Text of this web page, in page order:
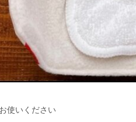
使いください